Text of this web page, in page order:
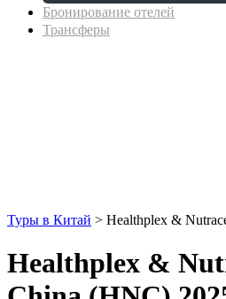
Бронирование отелей
Трансферы
Туры в Китай > Healthplex &
Healthplex &